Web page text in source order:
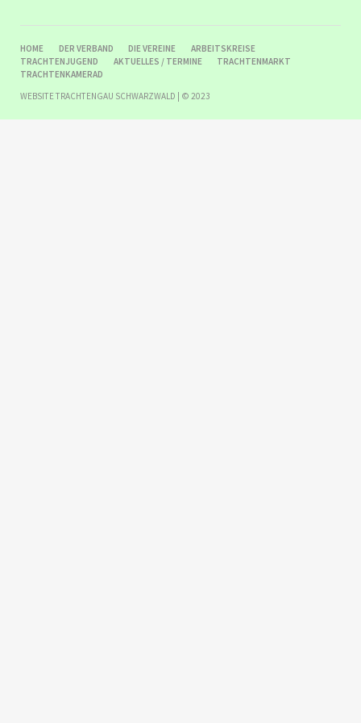
NAVIGATION
ÜBERSPRINGEN
HOME DER VERBAND DIE VEREINE
ARBEITSKREISE
TRACHTENJUGEND
AKTUELLES / TERMINE
TRACHTENMARKT
TRACHTENKAMERAD
WEBSITE TRACHTENGAU SCHWARZWALD | © 2023